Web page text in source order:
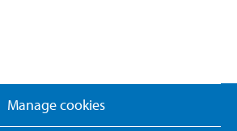
Manage cookies